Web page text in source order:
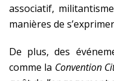
associatif,
manières de
De plus, des
comme la Convention